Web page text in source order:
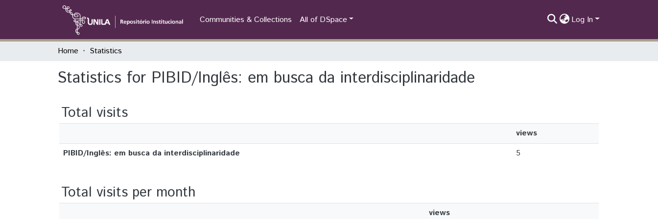
Communities & Collections All of DSpace Log In
Home Statistics
Statistics for PIBID/Inglês: em busca da interdisciplinaridade
Total visits
views
PIBID/Inglês: em busca da interdisciplinaridade
5
Total visits per month
views